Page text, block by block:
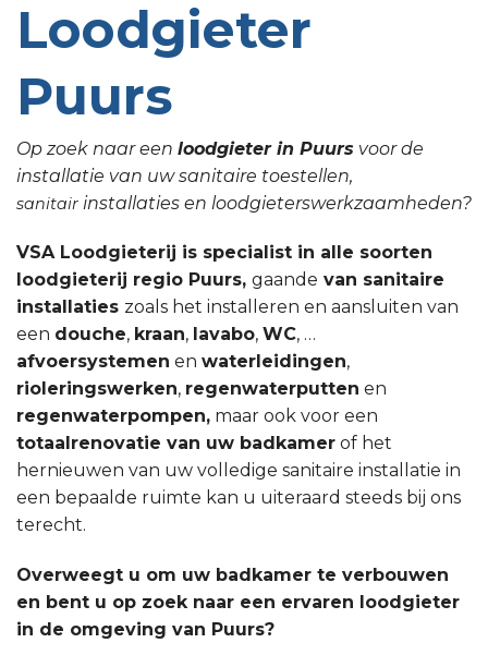
Loodgieter
Puurs
Op zoek naar een loodgieter in Puurs voor de
installatie van uw sanitaire toestellen,
sanitair installaties en loodgieterswerkzaamheden?
VSA Loodgieterij is specialist in alle soorten
loodgieterij regio Puurs, gaande van sanitaire
installaties zoals het installeren en aansluiten van
een douche, kraan, lavabo, WC, …
afvoersystemen en waterleidingen,
rioleringswerken, regenwaterputten en
regenwaterpompen, maar ook voor een
totaalrenovatie van uw badkamer of het
hernieuwen van uw volledige sanitaire installatie in
een bepaalde ruimte kan u uiteraard steeds bij ons
terecht.
Overweegt u om uw badkamer te verbouwen
en bent u op zoek naar een ervaren loodgieter
in de omgeving van Puurs?